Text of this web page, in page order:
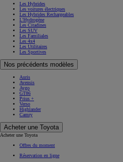
Les Hybrides
Les voitures électriques
Les Hybrides Rechargeables
L'Hydrogène
Les Citadines
Les SUV
Les Familiales
Les 4x4
Les Utilitaires
Les Sportives
Nos précédents modèles
Auris
Avensis
Aygo
GT86
Prius +
Verso
Highlander
Camry
Acheter une Toyota
Acheter une Toyota
Offres du moment
Réservation en ligne